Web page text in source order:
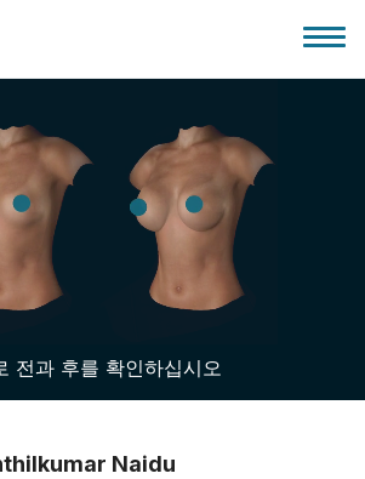
폼
전과 후를 확인하십시오
Naidu